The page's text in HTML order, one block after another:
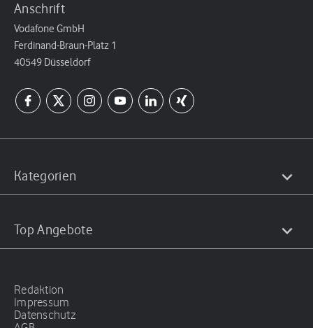
Anschrift
Vodafone GmbH
Ferdinand-Braun-Platz 1
40549 Düsseldorf
Kategorien
Top Angebote
Redaktion
Impressum
Datenschutz